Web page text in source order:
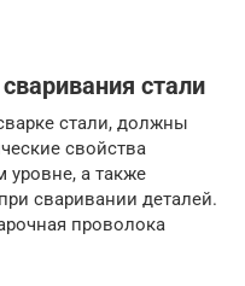
стали
стали, должны
свойства
уровне, а также
сваривании деталей.
проволока